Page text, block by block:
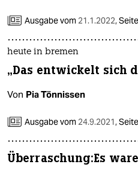
Ausgabe vom 21.1.2022,
heute in bremen
„Das entwickelt sich
Von Pia Tönnissen
Ausgabe vom 24.9.2021,
Überraschung:Es